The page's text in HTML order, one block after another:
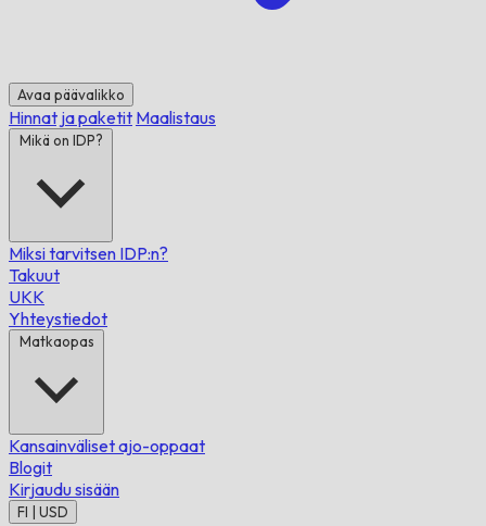
Avaa päävalikko
Hinnat ja paketit Maalistaus
Mikä on IDP?
Miksi tarvitsen IDP:n?
Takuut
UKK
Yhteystiedot
Matkaopas
Kansainväliset ajo-oppaat
Blogit
Kirjaudu sisään
FI | USD